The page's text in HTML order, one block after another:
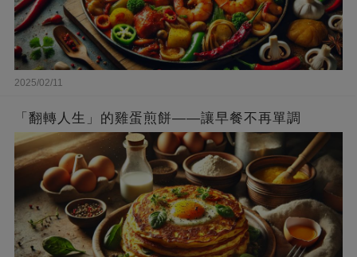
2025/02/11
「翻轉人生」的雞蛋煎餅——讓早餐不再單調